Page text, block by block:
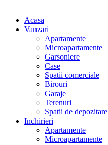
Acasa
Vanzari
Apartamente
Microapartamente
Garsoniere
Case
Spatii comerciale
Birouri
Garaje
Terenuri
Spatii de depozitare
Inchirieri
Apartamente
Microapartamente